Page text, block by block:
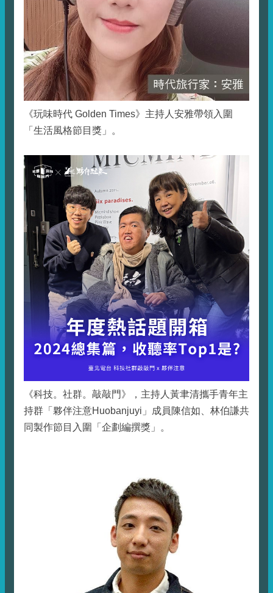
《玩味時代 Golden Times》主持人安雅帶領入圍
「生活風格節目獎」。
《科技。社群。敲敲門》，主持人黃聿清攜手青年主
持群「夥伴注意Huobanjuyi」成員陳信如、林伯謙共
同製作節目入圍「企劃編撰獎」。